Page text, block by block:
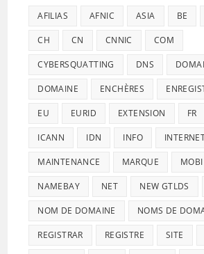
AFILIAS AFNIC ASIA BE
CH CN CNNIC COM
CYBERSQUATTING DNS
DOMAINE ENCHÈRES
EU EURID EXTENSION FR
ICANN IDN INFO
MAINTENANCE MARQUE MOBI
NAMEBAY NET NEW GTLDS
NOM DE DOMAINE NOMS DE
REGISTRAR REGISTRE SITE